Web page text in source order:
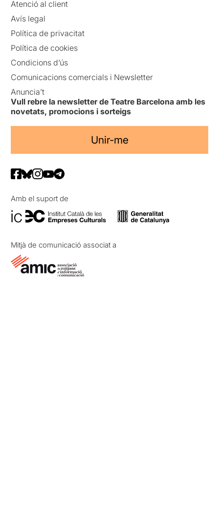
Atenció al client
Avís legal
Política de privacitat
Política de cookies
Condicions d’ús
Comunicacions comercials i Newsletter
Anuncia’t
Vull rebre la newsletter de Teatre Barcelona amb les
novetats, promocions i sorteigs
Unir-me
Amb el suport de
Mitjà de comunicació associat a